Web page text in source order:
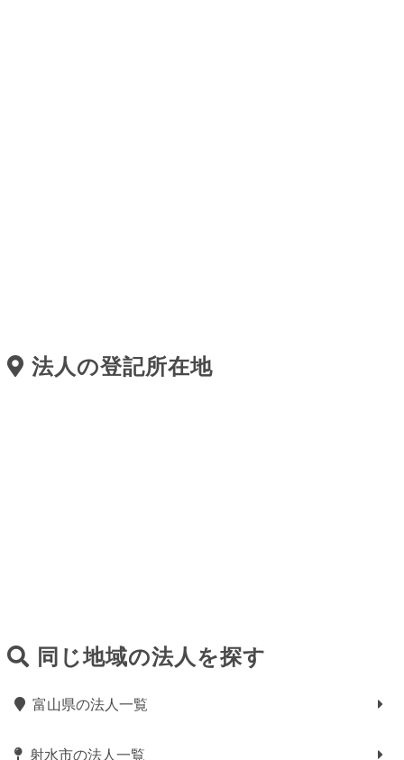
法人の登記所在地
同じ地域の法人を探す
富山県の法人一覧
射水市の法人一覧